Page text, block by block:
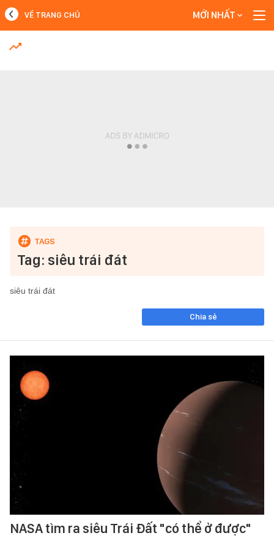
MỚI NHẤT
VỀ TRANG CHỦ MỚI NHẤT
Tag: siêu trái đát
siêu trái đát
Chia sẻ
NASA tìm ra siêu Trái Đất "có thể ở được"